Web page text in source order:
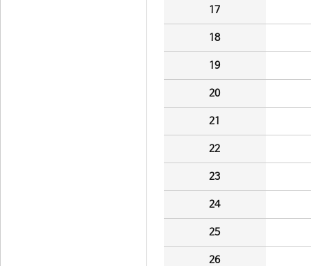
17
18
19
20
21
22
23
24
25
26